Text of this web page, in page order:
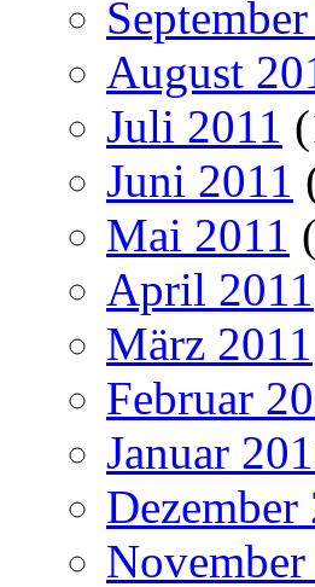
August
Juli 2011
Juni 2011
Mai 2011
April 2011
März 2011
Februar
Januar
Dezember